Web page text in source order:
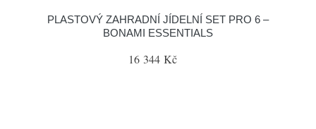
PLASTOVÝ ZAHRADNÍ JÍDELNÍ SET PRO 6 –
BONAMI ESSENTIALS
16 344 Kč